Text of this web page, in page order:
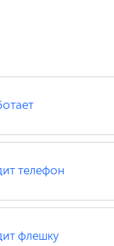
телефон
флешку